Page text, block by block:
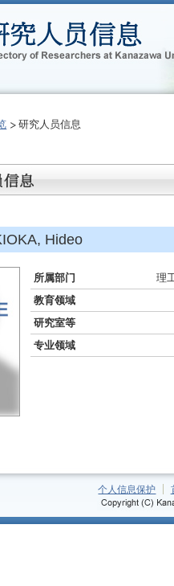
研究人员信息
Hideo
所属部门
理
教育领域
研究室等
专业领域
个人信息保护